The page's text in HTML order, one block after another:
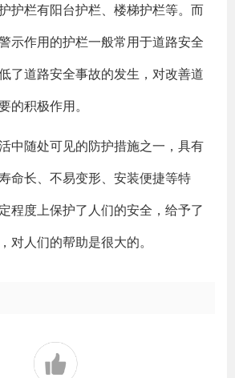
护栏有阳台护栏、楼梯护栏等。而
示作用的护栏一般常用于道路安全
了道路安全事故的发生，对改善道
的积极作用。
中随处可见的防护措施之一，具有
命长、不易变形、安装便捷等特
程度上保护了人们的安全，给予了
对人们的帮助是很大的。